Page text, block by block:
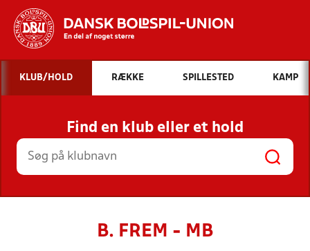
Hvad vil du søge efter?
INDHOLD OG NYHEDER
STILLINGER, RESULTATER, KLUBBER OG
HOLD
KLUB/HOLD RÆKKE SPILLESTED KAMP
Find en klub eller et hold
B. FREM - MB